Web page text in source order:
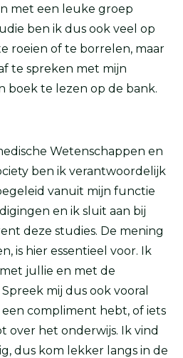
met een leuke groep
ben ik dus ook veel op
roeien of te borrelen, maar
te spreken met mijn
boek te lezen op de bank.
Wetenschappen en
ben ik verantwoordelijk
vanuit mijn functie
en ik sluit aan bij
deze studies. De mening
is hier essentieel voor. Ik
jullie en met de
mij dus ook vooral
een compliment hebt, of iets
over het onderwijs. Ik vind
dus kom lekker langs in de